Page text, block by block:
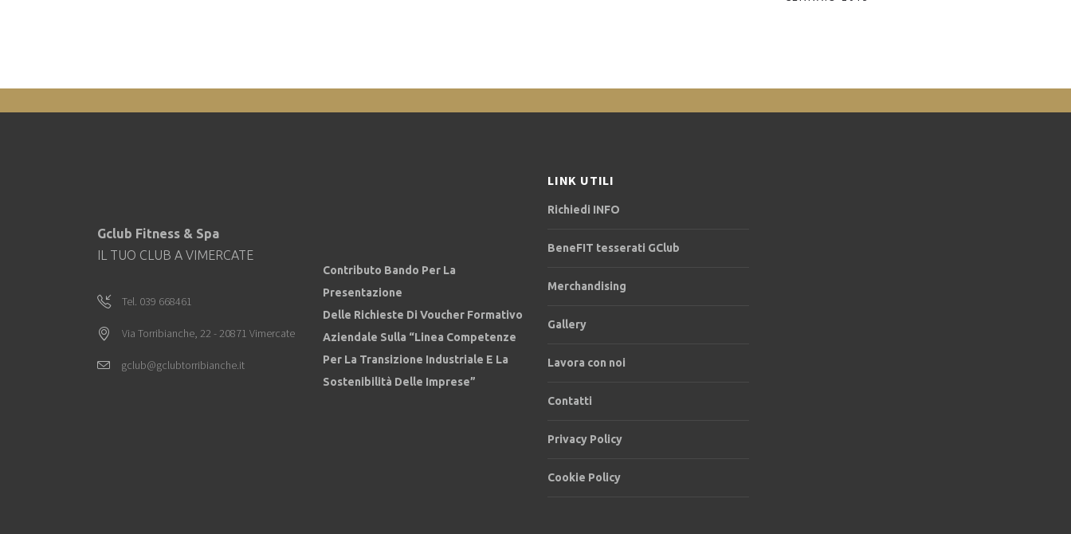
Gclub Fitness & Spa
IL TUO CLUB A VIMERCATE
Tel. 039 668461
Via Torribianche, 22 - 20871 Vimercate
gclub@gclubtorribianche.it
Contributo Bando Per La
Presentazione
Delle Richieste Di Voucher Formativo
Aziendale Sulla “Linea Competenze
Per La Transizione Industriale E La
Sostenibilità Delle Imprese”
LINK UTILI
Richiedi INFO
BeneFIT tesserati GClub
Merchandising
Gallery
Lavora con noi
Contatti
Privacy Policy
Cookie Policy